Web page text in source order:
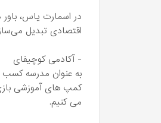
در اسمارت یاس، باور
اقتصادی تبدیل
- آکادمی کوچیفای
به عنوان مدرسه کسب
کمپ های آموزشی بازی
می کنیم.